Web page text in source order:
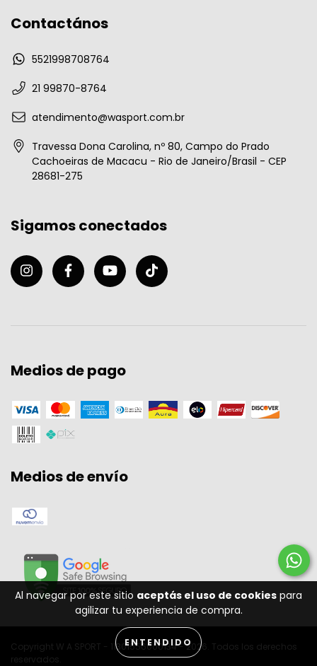
Al navegar por este sitio aceptás el uso de cookies para
agilizar tu experiencia de compra.
ENTENDIDO
Contactános
5521998708764
21 99870-8764
atendimento@wasport.com.br
Travessa Dona Carolina, nº 80, Campo do Prado
Cachoeiras de Macacu - Rio de Janeiro/Brasil - CEP
28681-275
Sigamos conectados
Medios de pago
Medios de envío
Copyright W A SPORT - 11301556000134 - 2026. Todos los derechos
reservados.